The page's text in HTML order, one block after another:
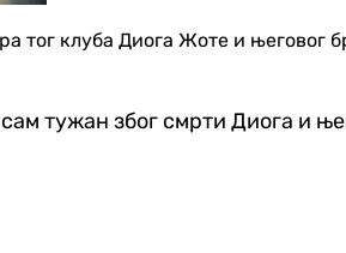
клуба Диога Жоте и његовог
тужан због смрти Диога и